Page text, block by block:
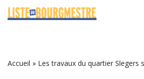
Accueil » Les travaux du quartier Slegers